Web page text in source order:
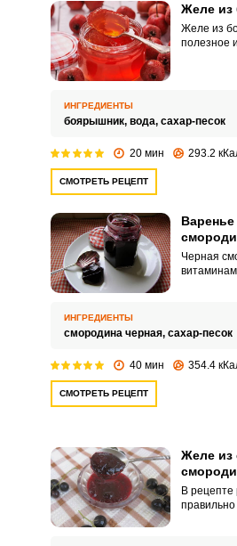
Желе из
Желе из
полезное
свойства,
ИНГРЕДИЕНТЫ
боярышник, вода, сахар-песок
20 мин 293.2
СМОТРЕТЬ РЕЦЕПТ
Варенье
Черная
желе.
ИНГРЕДИЕНТЫ
смородина черная, сахар-песок
40 мин 354.4
СМОТРЕТЬ РЕЦЕПТ
Желе из
В рецепте
правильно